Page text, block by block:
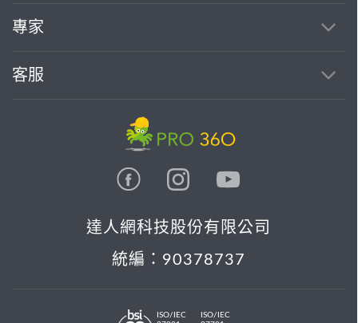
專家
客服
達人網科技股份有限公司
統編：90378737
ISO/IEC
ISO/IEC